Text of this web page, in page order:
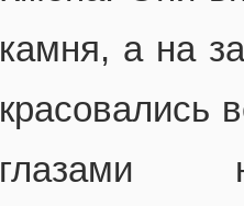
камня, а на
красовались
глазами